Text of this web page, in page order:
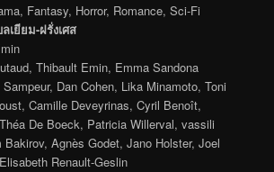
Fantasy, Horror, Romance, Sci-Fi
เยียม-ฝรั่งเศส
Thibault Emin, Emma Sandona
Dan Cohen, Lika Minamoto, Toni
Camille Deveyrinas, Cyril Benoît,
De Boeck, Patricia Willerval, vassili
Agnès Godet, Jano Holster, Joel
Renault-Geslin